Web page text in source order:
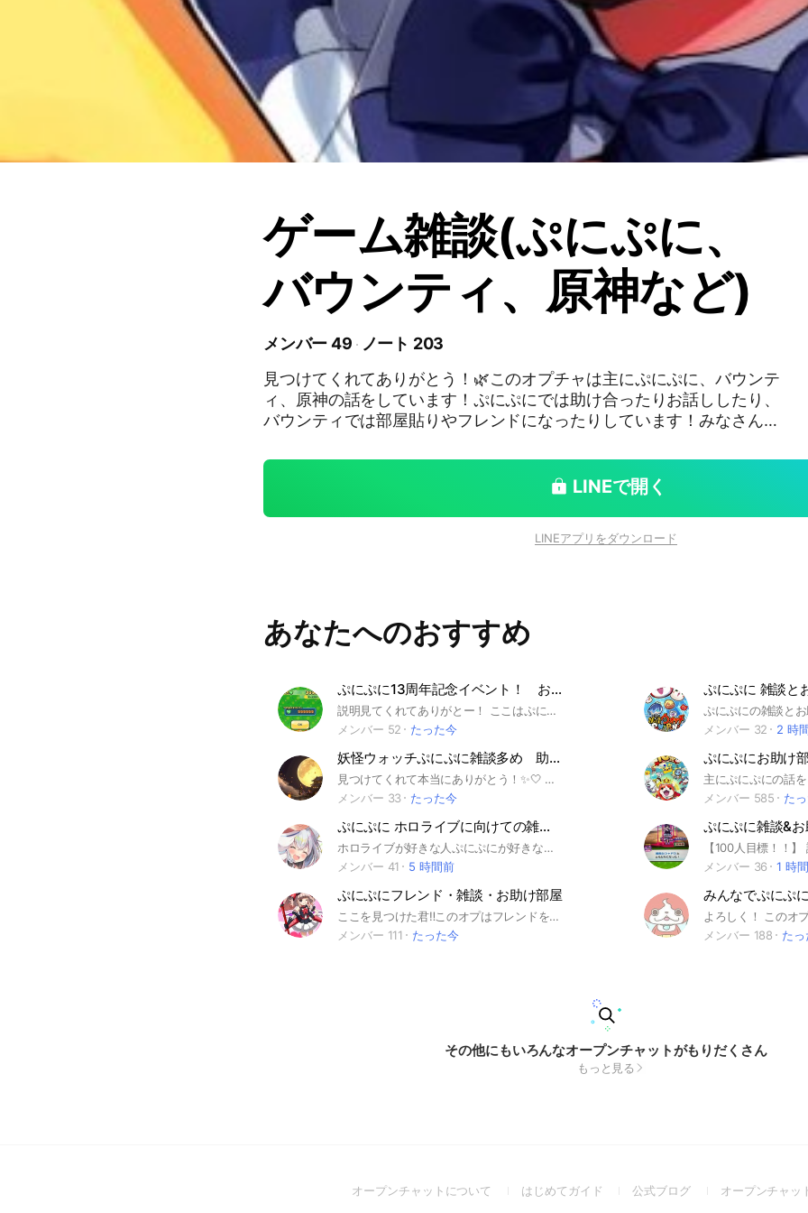
ゲーム雑談(ぷにぷに、
バウンティ、原神など)
メンバー 49
ノート 203
見つけてくれてありがとう！🌿このオプチャは主にぷにぷに、バウンテ
ィ、原神の話をしています！ぷにぷにでは助け合ったりお話ししたり、
バウンティでは部屋貼りやフレンドになったりしています！みなさんと
LINEで開く
LINEアプリをダウンロード
あなたへのおすすめ
ぷにぷに13周年記念イベント！ お助け隊！
説明見てくれてありがとー！ ここはぷにぷにのお助けと雑談をするオプです！ おはゴルイベではお助け企画やってます！(新規さんでも参加できるよん) 毎イベやってるので攻略したい人おいでー 初心者から上級者まで誰でも大歓迎です！もちろんチーターや代行はお断りだけどね(⁠≧⁠▽⁠≦⁠) 少しでも気になったら是非入ってみてください！ 後悔させません(⁠*⁠´⁠∀⁠｀⁠)⁠｡⁠*ﾟ⁠+ 【タグ欄】 #ぷにぷに#攻略#お助け#お助け企画#おはじき#ゴルフ#ホロライブ#ライブトーク#転すら#陰実#にじさんじ#コードギアス#葬送のフリーレン#陰の実力者になりたくて！#コードギアス#リゼロ
メンバー 52
たった今
ぷにぷに 雑談と
メンバー 32
2 時
妖怪ウォッチぷにぷに雑談多め 助け合い
見つけてくれて本当にありがとう！✨️🤍 ◯ここは妖怪ウォッチぷにぷにのお助けと雑談オプです！ 優しい人がいっぱい居るので 一緒に雑談してくれる人募集してます✨ 〇オープンチャット入ったことないよ〜って人でも つい最近ぷにぷにを始めたって人も大歓迎！！✨️ ◯ぷにぷにのオープンチャットでトップクラスの 治安の良さだと自負しています 荒れているこの界隈に疲れている人は ぜひこのオプに入ってみてください！ 〇モンスト、野球⚾️、VTuber、スマブラ🎮等 様々な話ができます！ ぷにぷに以外のことでも楽しく話しましょう！ 〇身内ネタと、良い意味でおかしな人が多いので 慣れるのに時間がかかるかもしれません、それでもいい方はぜひ ◉重要◉ 入ったばかりの人や会話に参加していない人の お助けは行っていませんm(_ _)m ◉重要◉ 以下のルールは必ず守ってください！🙏 違反している人はこのオプに入れません 治安を守るためにもよろしくお願いします 👇️(_ _) 【名前とアイコンについてのルール】 (1)LINE公式アイコンやアイコン無しじゃなく、 オリジナルアイコンを付けてください🙏 (2)ぷにぷにのアイコンは禁止です！ ぷにぷにじゃない妖怪ウォッチのアイコンとかはOK (3)○○好きとか、○○助けてくださいとか、 そういう呼称に困る名前は禁止です！ 「さん」を付けた時に自然に呼べるもの ※「なさん」とか、「コマさん」等の、「〜さん」系の名前は別 【ダメな例】 ぷにぷに好き 助けてください よろしくお願いします ○○欲しい フレコだけ ○○当たらない あ 初心者 #ぷにぷに #お助け #雑談 #妖怪ウォッチ #無課金 #後略 #ゲーム
メンバー 33
たった今
ぷにぷにお助け
メンバー 585
た
ぷにぷに ホロライブに向けての雑談やお助け
ホロライブが好きな人ぷにぷにが好きな人だれでも大歓迎！ 雑談 ホロライブの話 お助け をします！ みんなで気軽に話し合おう！ 【禁止事項】 人が不快になるほどの自慢 乞食 暴言 イジメ 過度な下ネタ オプチャの宣伝 即抜け 非常識なことがあったら蹴る可能性があるので注意してください みんなで楽しいオプにしましょう！
メンバー 41
5 時間前
ぷにぷに雑談&お
メンバー 36
1 時
ぷにぷにフレンド・雑談・お助け部屋
ここを見つけた君‼︎このオプはフレンドを募集している人、お助けしたい人、お助けして欲しい人、ぷにぷにについて語りたい人大歓迎です。主に雑談メインです。 補足 代行、チート禁止です。 #ぷにぷに #お助け #雑談 #初心者 #中級者 #上級者 #フレンド #男 #女
メンバー 111
たった今
メンバー 188
た
その他にもいろんなオープンチャットがもりだくさん
もっと見る
オープンチャットについて
(Openはじめてガイド
(Open公式ブログ
(Openオープンチャッ